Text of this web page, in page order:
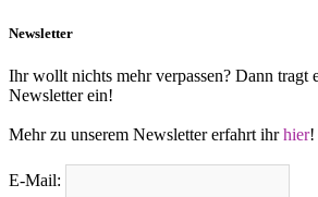
Newsletter
Ihr wollt nichts mehr verpassen? Dann tragt
Newsletter ein!
Mehr zu unserem Newsletter erfahrt ihrhier!
E-Mail: